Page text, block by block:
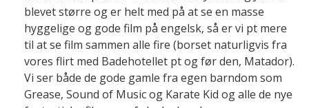
blevet større og er helt med på at se en masse
hyggelige og gode film på engelsk, så er vi pt mere
til at se film sammen alle fire (borset naturligvis fra
vores flirt med Badehotellet pt og før den, Matador).
Vi ser både de gode gamle fra egen barndom som
Grease, Sound of Music og Karate Kid og alle de nye